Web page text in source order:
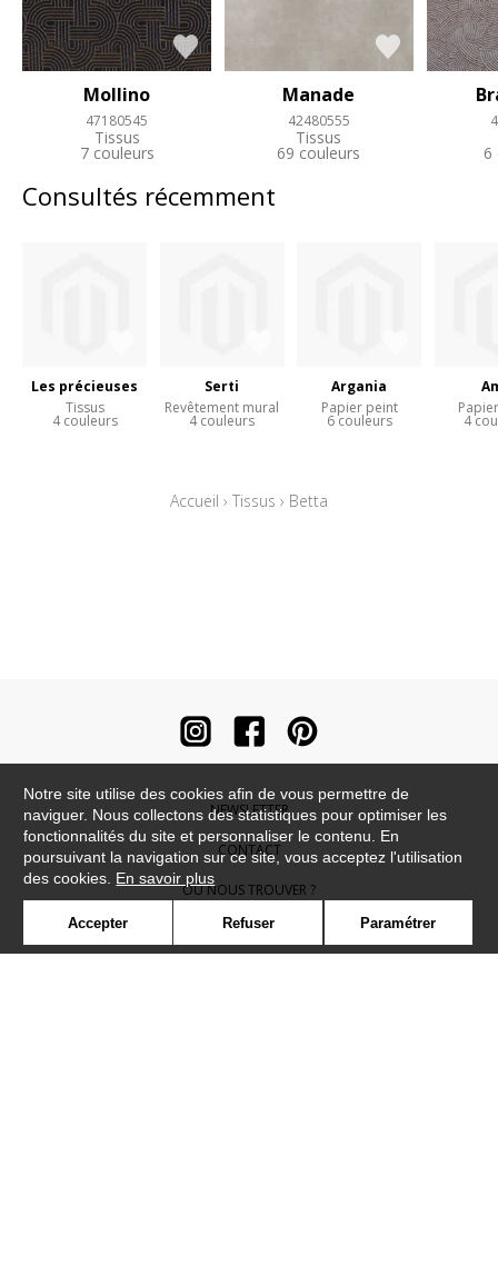
Mollino
47180545
Tissus
7 couleurs
Manade
42480555
Tissus
69 couleurs 6
Consultés récemment
Les précieuses
Tissus
4 couleurs
Serti
Revêtement mural
4 couleurs
Argania
Papier peint
6 couleurs 4
Accueil › Tissus › Betta
NEWSLETTER
CONTACT
OÙ NOUS TROUVER ?
CONTRACT
Notre site utilise des cookies afin de vous permettre de
naviguer. Nous collectons des statistiques pour optimiser les
fonctionnalités du site et personnaliser le contenu. En
poursuivant la navigation sur ce site, vous acceptez l'utilisation
des cookies. En savoir plus
Accepter Refuser Paramétrer